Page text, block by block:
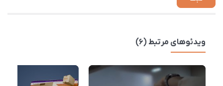
ویدئوهای مرتبط (6)